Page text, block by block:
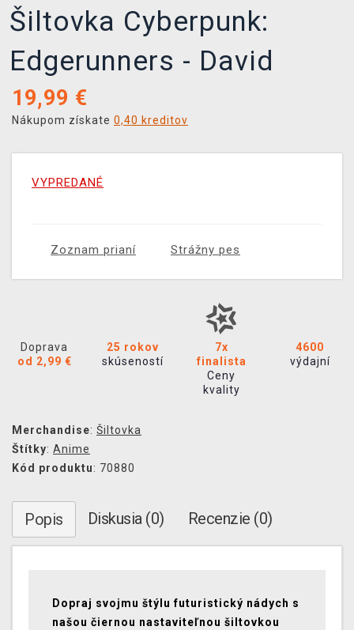
Šiltovka Cyberpunk:
Edgerunners - David
19,99 €
Nákupom získate 0,40 kreditov
VYPREDANÉ
Zoznam prianí Strážny pes
Doprava
od 2,99 €
25 rokov
skúseností
7x
finalista
Ceny
kvality
4600
výdajní
Merchandise: Šiltovka
Štítky: Anime
Kód produktu: 70880
Popis Diskusia (0) Recenzie (0)
Dopraj svojmu štýlu futuristický nádych s
našou čiernou nastaviteľnou šiltovkou